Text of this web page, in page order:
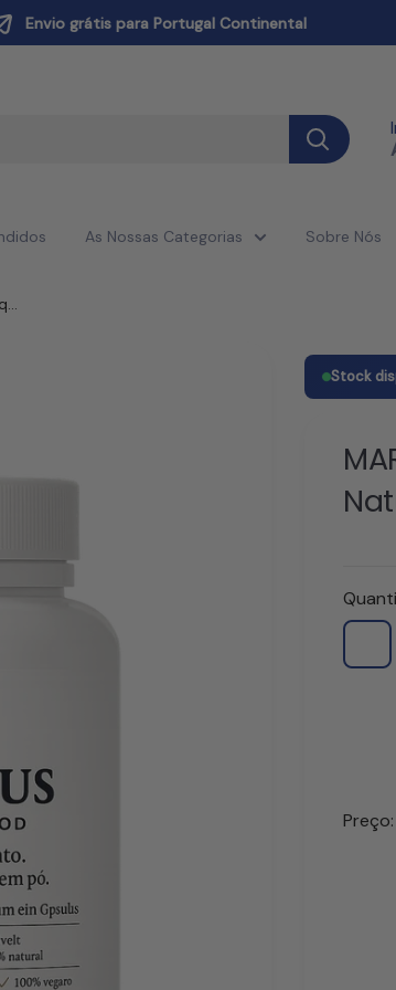
Envio grátis para Portugal Continental
As Nossas Categorias Sobre Nós
Stock
Preço: